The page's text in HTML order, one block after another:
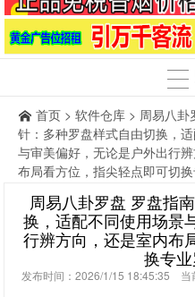
首页 > 软件仓库 > 周易八卦
针：多种罗盘样式自由切换，
与审美偏好，无论是户外出行
布局看方位，指尖轻点即可切
周易八卦罗盘 罗盘指
换，适配不同使用场景
行辨方向，还是室内布
换专
发布时间：2026/1/15 18:45:35 当